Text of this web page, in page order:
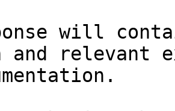
will
and relevant